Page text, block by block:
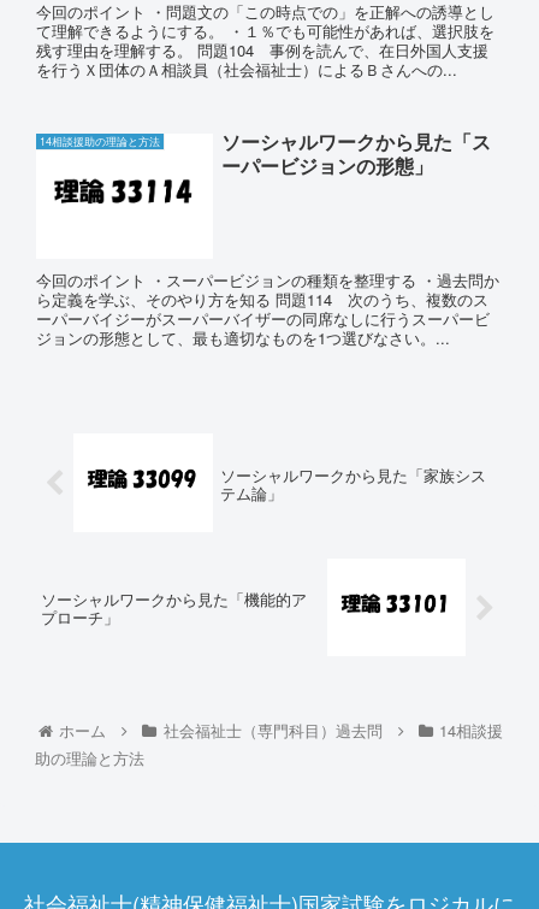
今回のポイント ・問題文の「この時点での」を正解への誘導とし
て理解できるようにする。 ・１％でも可能性があれば、選択肢を
残す理由を理解する。 問題104 事例を読んで、在日外国人支援
を行うＸ団体のＡ相談員（社会福祉士）によるＢさんへの...
14相談援助の理論と方法
ソーシャルワークから見た「ス
ーパービジョンの形態」
今回のポイント ・スーパービジョンの種類を整理する ・過去問か
ら定義を学ぶ、そのやり方を知る 問題114 次のうち、複数のス
ーパーバイジーがスーパーバイザーの同席なしに行うスーパービ
ジョンの形態として、最も適切なものを1つ選びなさい。...
ソーシャルワークから見た「家族シス
テム論」
ソーシャルワークから見た「機能的ア
プローチ」
ホーム 社会福祉士（専門科目）過去問
14相談援
助の理論と方法